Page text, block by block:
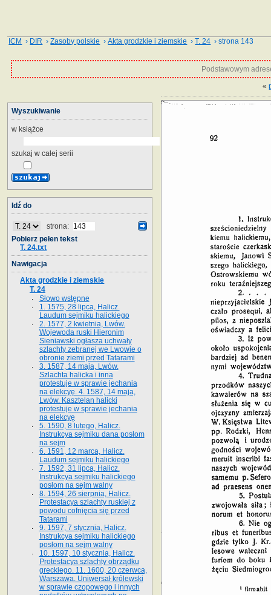
ICM › DIR ›Zasoby polskie ›Akta grodzkie i ziemskie ›T. 24 › strona 143
Podstawowym
«
Wyszukiwanie
w książce
szukaj w całej serii
Idź do
strona:
Pobierz pełen tekst
T. 24.txt
Nawigacja
Akta grodzkie i ziemskie
T. 24
Słowo wstępne
1. 1575, 28 lipca, Halicz.
Laudum sejmiku halickiego
2. 1577, 2 kwietnia, Lwów.
Wojewoda ruski Hieronim
Sieniawski ogłasza uchwały
szlachty zebranej we Lwowie o
obronie ziemi przed Tatarami
3. 1587, 14 maja, Lwów.
Szlachta halicka i inna
protestuje w sprawie jechania
na elekcyę. 4. 1587, 14 maja,
Lwów. Kasztelan halicki
protestuje w sprawie jechania
na elekcyę
5. 1590, 8 lutego, Halicz.
Instrukcya sejmiku dana posłom
na sejm
6. 1591, 12 marca, Halicz.
Laudum sejmiku halickiego
7. 1592, 31 lipca, Halicz.
Instrukcya sejmiku halickiego
posłom na sejm walny
8. 1594, 26 sierpnia, Halicz.
Protestacya szlachty ruskiej z
powodu cofnięcia się przed
Tatarami
9. 1597, 7 stycznia, Halicz.
Instrukcya sejmiku halickiego
posłom na sejm walny
10. 1597, 10 stycznia, Halicz.
Protestacya szlachty obrządku
greckiego. 11. 1600, 20 czerwca,
Warszawa. Uniwersał królewski
w sprawie czopowego i innych